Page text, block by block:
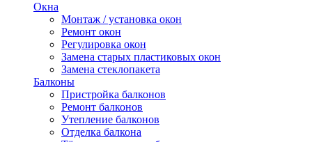
Окна
Монтаж / установка окон
Ремонт окон
Регулировка окон
Замена старых пластиковых окон
Замена стеклопакета
Балконы
Пристройка балконов
Ремонт балконов
Утепление балконов
Отделка балкона